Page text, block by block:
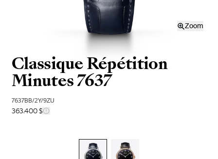
Zoom
Classique Répétition
Minutes 7637
7637BB/2Y/9ZU
363.400 $